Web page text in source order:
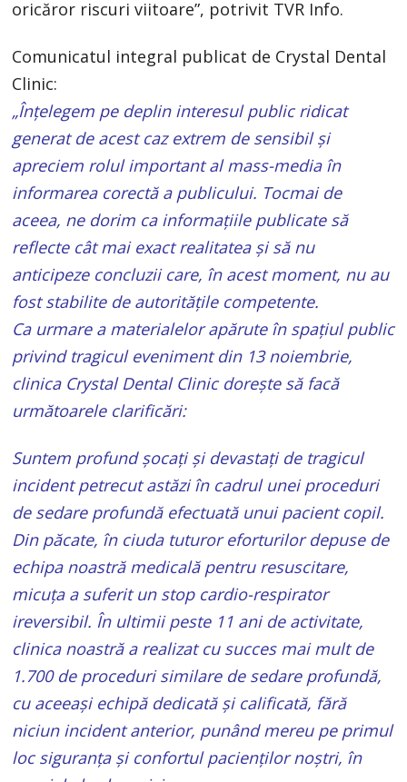
oricăror riscuri viitoare”, potrivit TVR Info.
Comunicatul integral publicat de Crystal Dental
Clinic:
„Înțelegem pe deplin interesul public ridicat
generat de acest caz extrem de sensibil și
apreciem rolul important al mass-media în
informarea corectă a publicului. Tocmai de
aceea, ne dorim ca informațiile publicate să
reflecte cât mai exact realitatea și să nu
anticipeze concluzii care, în acest moment, nu au
fost stabilite de autoritățile competente.
Ca urmare a materialelor apărute în spațiul public
privind tragicul eveniment din 13 noiembrie,
clinica Crystal Dental Clinic dorește să facă
următoarele clarificări:
Suntem profund șocați și devastați de tragicul
incident petrecut astăzi în cadrul unei proceduri
de sedare profundă efectuată unui pacient copil.
Din păcate, în ciuda tuturor eforturilor depuse de
echipa noastră medicală pentru resuscitare,
micuța a suferit un stop cardio-respirator
ireversibil. În ultimii peste 11 ani de activitate,
clinica noastră a realizat cu succes mai mult de
1.700 de proceduri similare de sedare profundă,
cu aceeași echipă dedicată și calificată, fără
niciun incident anterior, punând mereu pe primul
loc siguranța și confortul pacienților noștri, în